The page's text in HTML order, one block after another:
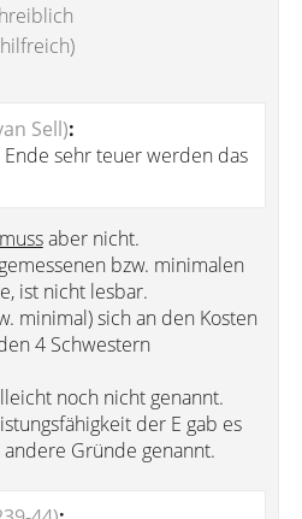
Sell):
Ende sehr teuer werden das
mussaber nicht.
bzw. minimalen
ist nicht lesbar.
minimal) sich an den Kosten
4 Schwestern
noch nicht genannt.
der E gab es
Gründe genannt.